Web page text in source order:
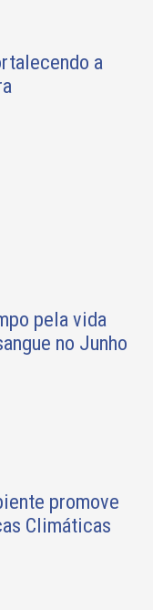
a
pela vida
no Junho
promove
Climáticas